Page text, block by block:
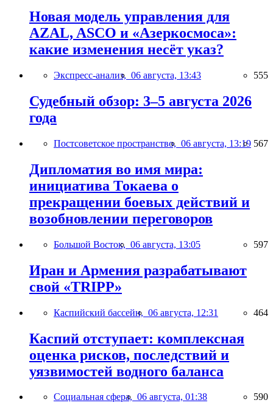
Новая модель управления для
AZAL, ASCO и «Азеркосмоса»:
какие изменения несёт указ?
Экспресс-анализ, 06 августа, 13:43 555
Судебный обзор: 3–5 августа 2026
года
Постсоветское пространство, 06 августа, 13:19 567
Дипломатия во имя мира:
инициатива Токаева о
прекращении боевых действий и
возобновлении переговоров
Большой Восток, 06 августа, 13:05 597
Иран и Армения разрабатывают
свой «TRIPP»
Каспийский бассейн, 06 августа, 12:31 464
Каспий отступает: комплексная
оценка рисков, последствий и
уязвимостей водного баланса
Социальная сфера, 06 августа, 01:38 590